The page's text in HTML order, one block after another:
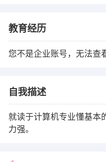
教育经历
您不是企业账号，无法查
自我描述
就读于计算机专业懂基本
力强。